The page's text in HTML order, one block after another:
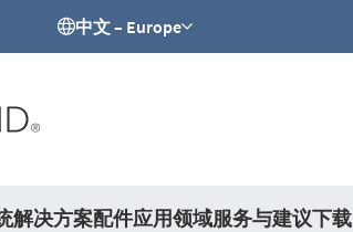
中文 – Europe
解决方案配件应用领域服务与建议下载